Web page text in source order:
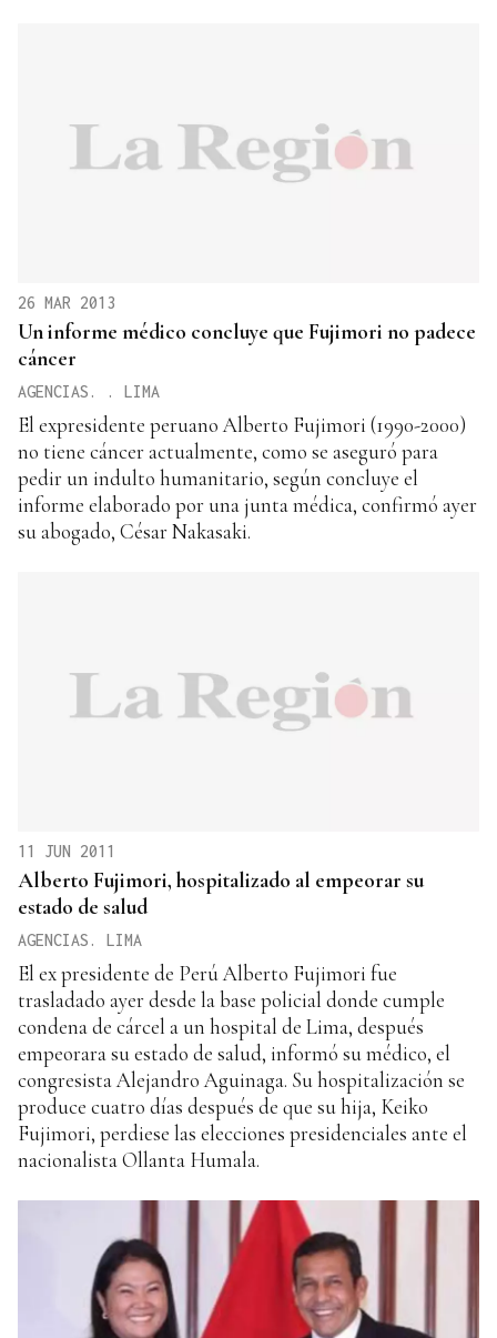
26 MAR 2013
Un informe médico concluye que Fujimori no padece
cáncer
AGENCIAS. . LIMA
El expresidente peruano Alberto Fujimori (1990-2000)
no tiene cáncer actualmente, como se aseguró para
pedir un indulto humanitario, según concluye el
informe elaborado por una junta médica, confirmó ayer
su abogado, César Nakasaki.
11 JUN 2011
Alberto Fujimori, hospitalizado al empeorar su
estado de salud
AGENCIAS. LIMA
El ex presidente de Perú Alberto Fujimori fue
trasladado ayer desde la base policial donde cumple
condena de cárcel a un hospital de Lima, después
empeorara su estado de salud, informó su médico, el
congresista Alejandro Aguinaga. Su hospitalización se
produce cuatro días después de que su hija, Keiko
Fujimori, perdiese las elecciones presidenciales ante el
nacionalista Ollanta Humala.